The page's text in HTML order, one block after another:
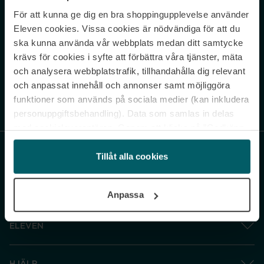
För att kunna ge dig en bra shoppingupplevelse använder
Eleven cookies. Vissa cookies är nödvändiga för att du
ska kunna använda vår webbplats medan ditt samtycke
krävs för cookies i syfte att förbättra våra tjänster, mäta
och analysera webbplatstrafik, tillhandahålla dig relevant
och anpassat innehåll och annonser samt möjliggöra
funktioner som används på sociala medier (kan inkludera
personuppgiftsbehandling). Data som samlas in delas
och gå vidare” accepterar du samtliga cookies medan du
under ”Inställningar” kan anpassa användningen av
cookies. Du kan återkalla ditt samtycke när som helst.
Tillåt alla cookies
Anpassa
Never miss a beat.
Sign up to our newsletter.
Genom att prenumerera accepterar du vår Integritetspolicy. Avprenumerera
ELEVEN